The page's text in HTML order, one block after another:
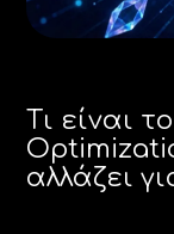
Τι είναι
αλλάζει